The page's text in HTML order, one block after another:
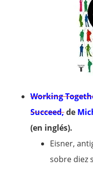
Working
Succeed,de
(en inglés).
Eisner,
sobre diez